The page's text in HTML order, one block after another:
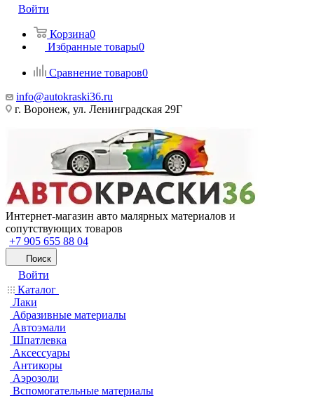
Войти
Корзина0
Избранные товары0
Сравнение товаров0
info@autokraski36.ru
г. Воронеж, ул. Ленинградская 29Г
Интернет-магазин авто малярных материалов и
сопутствующих товаров
+7 905 655 88 04
Поиск
Войти
Каталог
Лаки
Абразивные материалы
Автоэмали
Шпатлевка
Аксессуары
Антикоры
Аэрозоли
Вспомогательные материалы